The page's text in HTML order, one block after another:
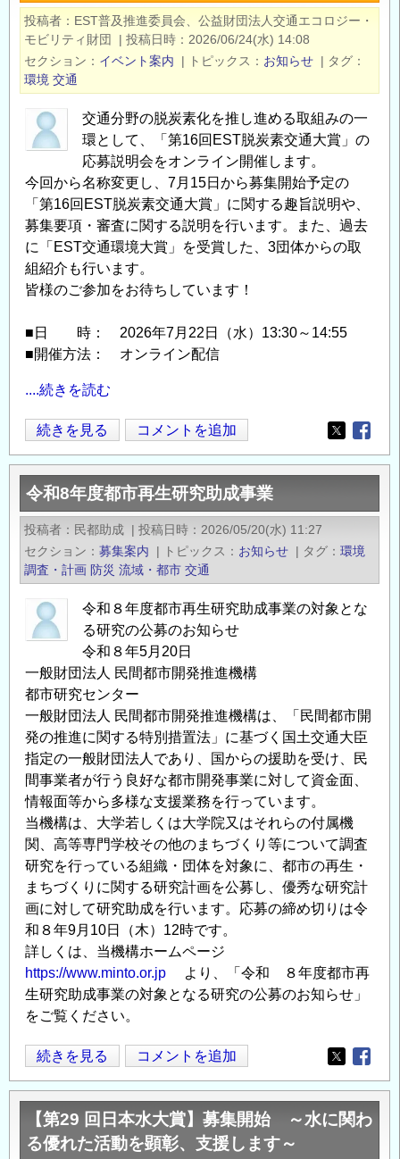
大
学
院
地
球
環
学
研
究
院
教
員
募
の
投稿者
EST普及推進委員会、公益財団法人交通エコロジー・
モビリティ財団
| 投稿日時
2026/06/24(水) 14:08
セクション
イベント案内 | トピックス お知らせ | タグ
環境 交通
交通分野の脱炭素化を推し進める取組みの一
環として、「第16回EST脱炭素交通大賞」の
応募説明会をオンライン開催します。
今回から名称変更し、7月15日から募集開始予定の
「第16回EST脱炭素交通大賞」に関する趣旨説明や、
募集要項・審査に関する説明を行います。また、過去
に「EST交通環境大賞」を受賞した、3団体からの取
組紹介も行います。
皆様のご参加をお待ちしています！
■日 時： 2026年7月22日（水）13:30～14:55
■開催方法： オンライン配信
....続きを読む
「第
16
回
EST
脱
素
交
通
大
応
募
説
明
会
開
催
の
ご
案
内
の
続きを見る コメントを追加
Opens in
令和8年度都市再生研究助成事業
投稿者 民都助成 | 投稿日時
2026/05/20(水) 11:27
セクション
募集案内 | トピックス お知らせ | タグ
環境
調査・計画 防災 流域・都市 交通
令和８年度都市再生研究助成事業の対象とな
る研究の公募のお知らせ
令和８年5月20日
一般財団法人 民間都市開発推進機構
都市研究センター
一般財団法人 民間都市開発推進機構は、「民間都市開
発の推進に関する特別措置法」に基づく国土交通大臣
指定の一般財団法人であり、国からの援助を受け、民
間事業者が行う良好な都市開発事業に対して資金面、
情報面等から多様な支援業務を行っています。
当機構は、大学若しくは大学院又はそれらの付属機
関、高等専門学校その他のまちづくり等について調査
研究を行っている組織・団体を対象に、都市の再生・
まちづくりに関する研究計画を公募し、優秀な研究計
画に対して研究助成を行います。応募の締め切りは令
和８年9月10日（木）12時です。
詳しくは、当機構ホームページ
https://www.minto.or.jp より、「令和 ８年度都市再
生研究助成事業の対象となる研究の公募のお知らせ」
をご覧ください。
令
和
8
年
度
続きを見る コメントを追加
Opens in
【第29 回日本水大賞】募集開始 ～水に関わ
る優れた活動を顕彰、支援します～